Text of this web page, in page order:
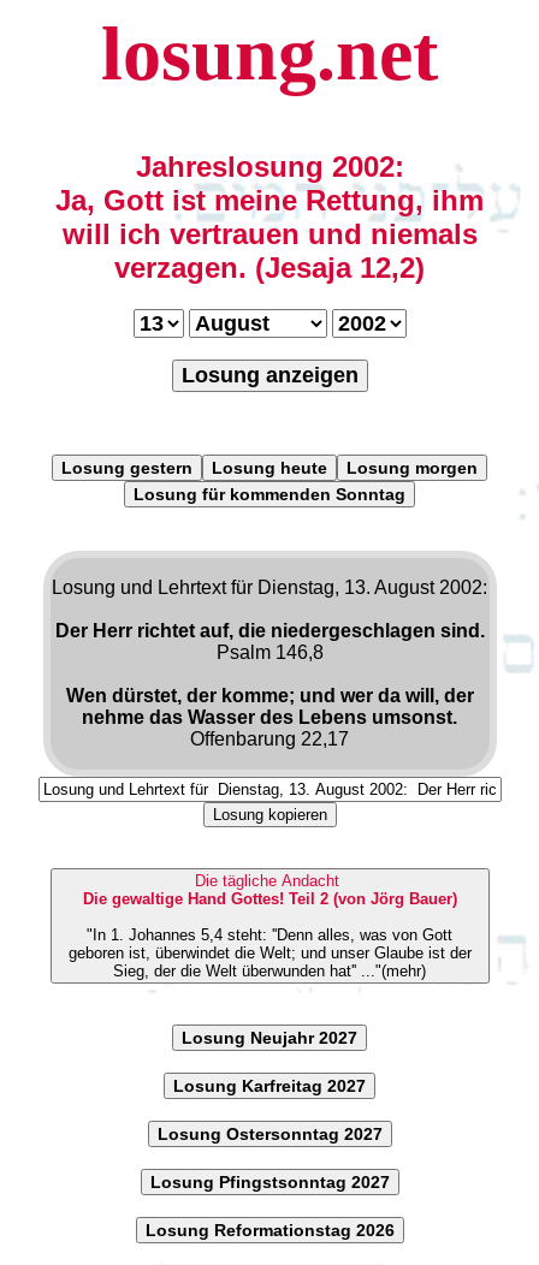
losung.net
Jahreslosung 2002:
Ja, Gott ist meine Rettung, ihm
will ich vertrauen und niemals
verzagen. (Jesaja 12,2)
Losung anzeigen
Losung gestern Losung heute
Losung morgen
Losung für kommenden Sonntag
Losung und Lehrtext für Dienstag, 13. August 2002:
Der Herr richtet auf, die niedergeschlagen sind.
Psalm 146,8
Wen dürstet, der komme; und wer da will, der
nehme das Wasser des Lebens umsonst.
Offenbarung 22,17
Losung kopieren
Die tägliche Andacht
Die gewaltige Hand Gottes! Teil 2 (von Jörg Bauer)
"In 1. Johannes 5,4 steht: ''Denn alles, was von Gott
geboren ist, überwindet die Welt; und unser Glaube ist der
Sieg, der die Welt überwunden hat'' ..."(mehr)
Losung Neujahr 2027
Losung Karfreitag 2027
Losung Ostersonntag 2027
Losung Pfingstsonntag 2027
Losung Reformationstag 2026